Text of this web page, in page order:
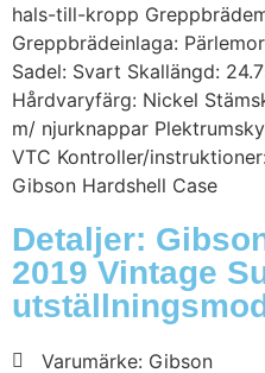
hals-till-kropp
Greppbrädeinlaga:
Sadel: Svart Skallängd:
Hårdvaryfärg: Nickel
m/ njurknappar
VTC Kontroller/
Gibson Hardshell Case
Detaljer:
2019 Vintage
Varumärke: Gibson